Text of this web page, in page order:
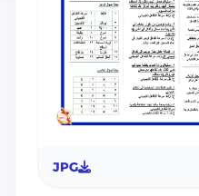
JPG